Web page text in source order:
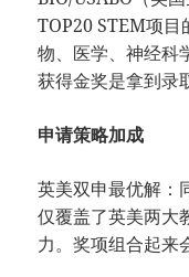
TOP20 STEM项
物、医学、神经科
获得金奖是拿到录
申请策略加成
英美双申最优解：
仅覆盖了英美两大
力。奖项组合起来